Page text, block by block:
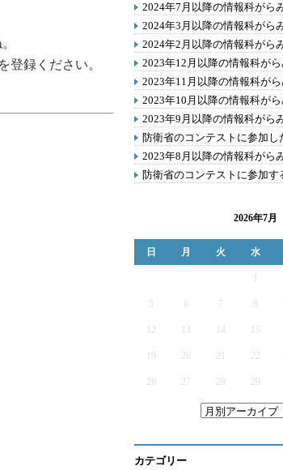
登録ください。
2024年7月以降の情報科がら
2024年3月以降の情報科がら
2024年2月以降の情報科がら
2023年12月以降の情報科が
2023年11月以降の情報科が
2023年10月以降の情報科が
2023年9月以降の情報科がら
防衛省のコンテストに参加し
2023年8月以降の情報科がら
防衛省のコンテストに参加す
2026年7月
日 月 火 水
5 6 7
12 13 14 15
19 20 21 22
26 27 28 29
カテゴリー